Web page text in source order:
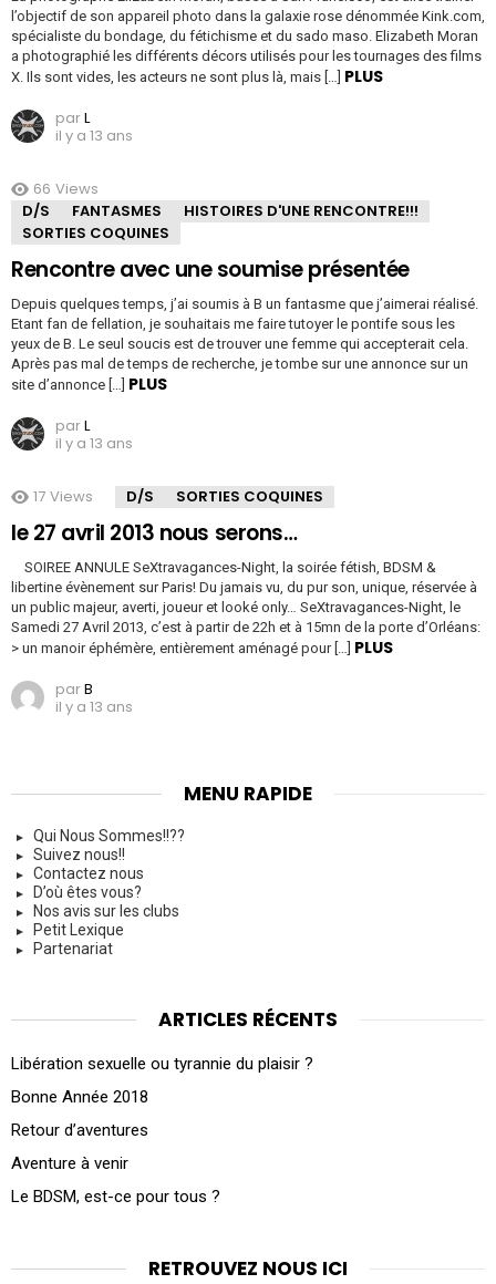
l’objectif de son appareil photo dans la galaxie rose dénommée Kink.com,
spécialiste du bondage, du fétichisme et du sado maso. Elizabeth Moran
a photographié les différents décors utilisés pour les tournages des films
X. Ils sont vides, les acteurs ne sont plus là, mais […] PLUS
parL
il y a 13 ans
66 Views
D/S
FANTASMES
HISTOIRES D'UNE RENCONTRE!!!
SORTIES COQUINES
Rencontre avec une soumise présentée
Depuis quelques temps, j’ai soumis à B un fantasme que j’aimerai réalisé.
Etant fan de fellation, je souhaitais me faire tutoyer le pontife sous les
yeux de B. Le seul soucis est de trouver une femme qui accepterait cela.
Après pas mal de temps de recherche, je tombe sur une annonce sur un
site d’annonce […] PLUS
parL
il y a 13 ans
17 Views D/S SORTIES COQUINES
le 27 avril 2013 nous serons…
SOIREE ANNULE SeXtravagances-Night, la soirée fétish, BDSM &
libertine évènement sur Paris! Du jamais vu, du pur son, unique, réservée à
un public majeur, averti, joueur et looké only… SeXtravagances-Night, le
Samedi 27 Avril 2013, c’est à partir de 22h et à 15mn de la porte d’Orléans:
> un manoir éphémère, entièrement aménagé pour […] PLUS
parB
il y a 13 ans
MENU RAPIDE
Qui Nous Sommes!!??
Suivez nous!!
Contactez nous
D’où êtes vous?
Nos avis sur les clubs
Petit Lexique
Partenariat
ARTICLES RÉCENTS
Libération sexuelle ou tyrannie du plaisir ?
Bonne Année 2018
Retour d’aventures
Aventure à venir
Le BDSM, est-ce pour tous ?
RETROUVEZ NOUS ICI